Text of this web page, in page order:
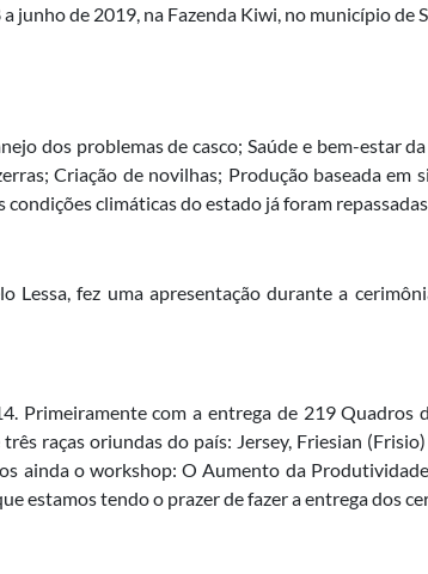
junho de 2019, na Fazenda Kiwi, no município de
dos problemas de casco; Saúde e bem-estar
Criação de novilhas; Produção baseada
climáticas do estado já foram
Lessa, fez uma apresentação durante a
Primeiramente com a entrega de 219
raças oriundas do país: Jersey, Friesian
ainda o workshop: O Aumento da
estamos tendo o prazer de fazer a entrega dos